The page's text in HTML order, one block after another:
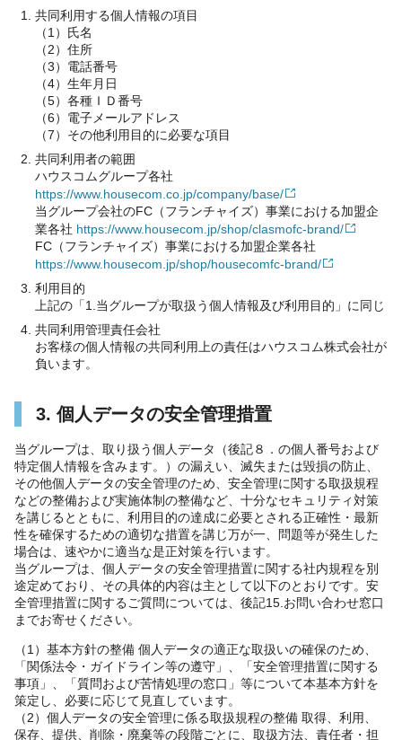
共同利用する個人情報の項目
（1）氏名
（2）住所
（3）電話番号
（4）生年月日
（5）各種ＩＤ番号
（6）電子メールアドレス
（7）その他利用目的に必要な項目
共同利用者の範囲
ハウスコムグループ各社
https://www.housecom.co.jp/company/base/
当グループ会社のFC（フランチャイズ）事業における加盟企
業各社 https://www.housecom.jp/shop/clasmofc-brand/
FC（フランチャイズ）事業における加盟企業各社
https://www.housecom.jp/shop/housecomfc-brand/
利用目的
上記の「1.当グループが取扱う個人情報及び利用目的」に同じ
共同利用管理責任会社
お客様の個人情報の共同利用上の責任はハウスコム株式会社が
負います。
3. 個人データの安全管理措置
当グループは、取り扱う個人データ（後記８．の個人番号および
特定個人情報を含みます。）の漏えい、滅失または毀損の防止、
その他個人データの安全管理のため、安全管理に関する取扱規程
などの整備および実施体制の整備など、十分なセキュリティ対策
を講じるとともに、利用目的の達成に必要とされる正確性・最新
性を確保するための適切な措置を講じ万が一、問題等が発生した
場合は、速やかに適当な是正対策を行います。
当グループは、個人データの安全管理措置に関する社内規程を別
途定めており、その具体的内容は主として以下のとおりです。安
全管理措置に関するご質問については、後記15.お問い合わせ窓口
までお寄せください。
（1）基本方針の整備 個人データの適正な取扱いの確保のため、
「関係法令・ガイドライン等の遵守」、「安全管理措置に関する
事項」、「質問および苦情処理の窓口」等について本基本方針を
策定し、必要に応じて見直しています。
（2）個人データの安全管理に係る取扱規程の整備 取得、利用、
保存、提供、削除・廃棄等の段階ごとに、取扱方法、責任者・担